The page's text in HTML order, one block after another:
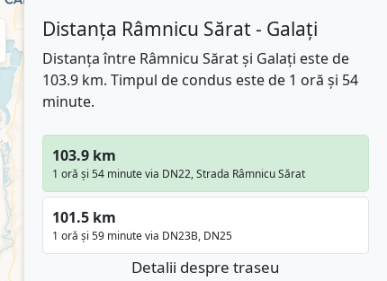
Distanța Râmnicu Sărat - Galați
Distanța între Râmnicu Sărat și Galați este de
103.9 km. Timpul de condus este de 1 oră și 54
minute.
103.9 km
1 oră și 54 minute via DN22, Strada Râmnicu Sărat
101.5 km
1 oră și 59 minute via DN23B, DN25
Detalii despre traseu